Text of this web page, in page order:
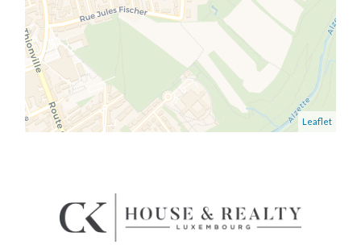
Leaflet